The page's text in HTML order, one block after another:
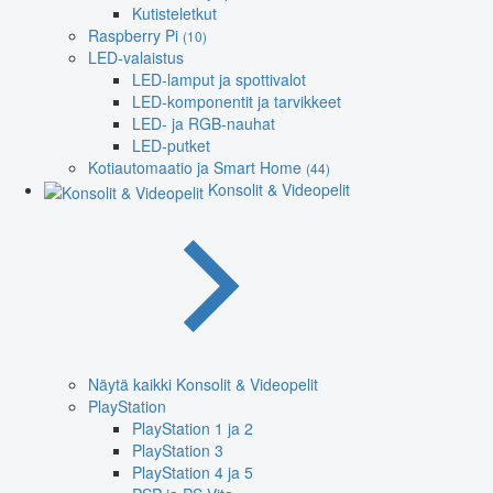
Kutisteletkut
Raspberry Pi (10)
LED-valaistus
LED-lamput ja spottivalot
LED-komponentit ja tarvikkeet
LED- ja RGB-nauhat
LED-putket
Kotiautomaatio ja Smart Home (44)
Konsolit & Videopelit
Näytä kaikki Konsolit & Videopelit
PlayStation
PlayStation 1 ja 2
PlayStation 3
PlayStation 4 ja 5